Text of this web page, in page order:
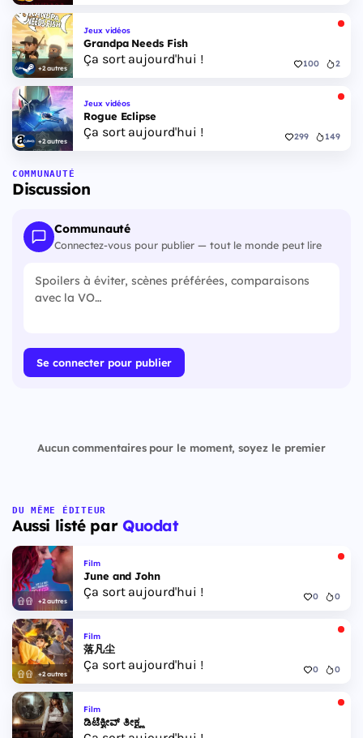
+2 autres
Jeux vidéos
Grandpa Needs Fish
Ça sort aujourd'hui ! 100 2
+2 autres
Jeux vidéos
Rogue Eclipse
Ça sort aujourd'hui ! 299 149
COMMUNAUTÉ
Discussion
Communauté
Connectez-vous pour publier — tout le monde peut lire
Se connecter pour publier
Aucun commentaires pour le moment, soyez le premier
DU MÊME ÉDITEUR
Aussi listé par Quodat
+2 autres
Film
June and John
Ça sort aujourd'hui ! 0 0
+2 autres
Film
落凡尘
Ça sort aujourd'hui ! 0 0
Film
ಡಿಟೆಕ್ವೀವ್ ತೀಕ್ಷ್ಣ